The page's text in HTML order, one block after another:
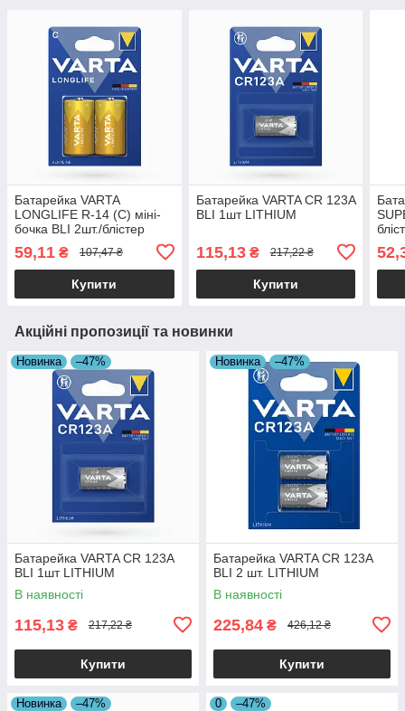
Батарейка VARTA
LONGLIFE R-14 (C) міні-
бочка BLI 2шт./блістер
59,11 ₴ 107,47 ₴
Купити
Батарейка VARTA CR 123A
BLI 1шт LITHIUM
115,13₴ 217,22 ₴
Купити
Акційні пропозиції та новинки
Новинка –47%
Батарейка VARTA CR 123A
BLI 1шт LITHIUM
В наявності
115,13 ₴ 217,22 ₴
Купити
Новинка –47%
Батарейка VARTA CR 123A
BLI 2 шт. LITHIUM
В наявності
225,84 ₴ 426,12 ₴
Купити
Новинка –47% 0 –47%